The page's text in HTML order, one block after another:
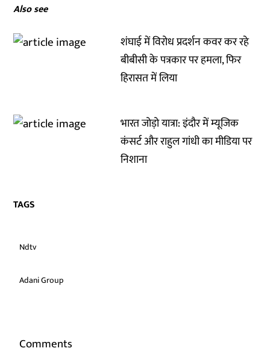
Also see
शंघाई में विरोध प्रदर्शन कवर कर रहे
बीबीसी के पत्रकार पर हमला, फिर
हिरासत में लिया
भारत जोड़ो यात्रा: इंदौर में म्यूजिक
कंसर्ट और राहुल गांधी का मीडिया पर
निशाना
TAGS
Ndtv
Adani Group
Comments